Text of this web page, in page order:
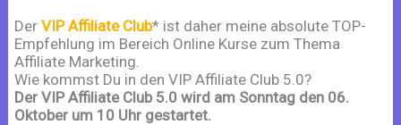
DerVIP Affiliate Club* ist daher meine absolute TOP-
Empfehlung im Bereich Online Kurse zum Thema
Affiliate Marketing.
Wie kommst Du in den VIP Affiliate Club 5.0?
Der VIP Affiliate Club 5.0 wird am Sonntag den 06.
Oktober um 10 Uhr gestartet.